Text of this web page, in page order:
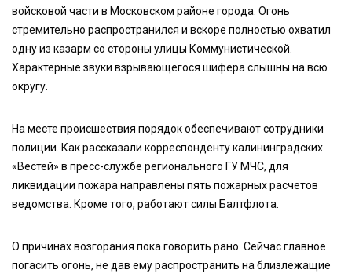
войсковой части в Московском районе города. Огонь
стремительно распространился и вскоре полностью охватил
одну из казарм со стороны улицы Коммунистической.
Характерные звуки взрывающегося шифера слышны на всю
округу.
На месте происшествия порядок обеспечивают сотрудники
полиции. Как рассказали корреспонденту калининградских
«Вестей» в пресс-службе регионального ГУ МЧС, для
ликвидации пожара направлены пять пожарных расчетов
ведомства. Кроме того, работают силы Балтфлота.
О причинах возгорания пока говорить рано. Сейчас главное
погасить огонь, не дав ему распространить на близлежащие